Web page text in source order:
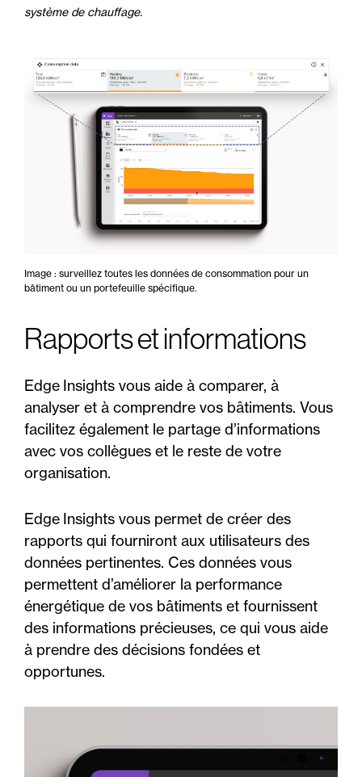
système de chauffage.
Image : surveillez toutes les données de consommation pour un
bâtiment ou un portefeuille spécifique.
Rapports et informations
Edge Insights vous aide à comparer, à
analyser et à comprendre vos bâtiments. Vous
facilitez également le partage d’informations
avec vos collègues et le reste de votre
organisation.
Edge Insights vous permet de créer des
rapports qui fourniront aux utilisateurs des
données pertinentes. Ces données vous
permettent d’améliorer la performance
énergétique de vos bâtiments et fournissent
des informations précieuses, ce qui vous aide
à prendre des décisions fondées et
opportunes.